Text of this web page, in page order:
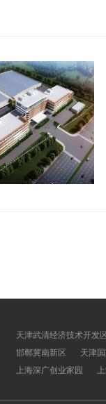
天津武清经济技术开发区
邯郸冀南新区 天津
上海深广创业家园